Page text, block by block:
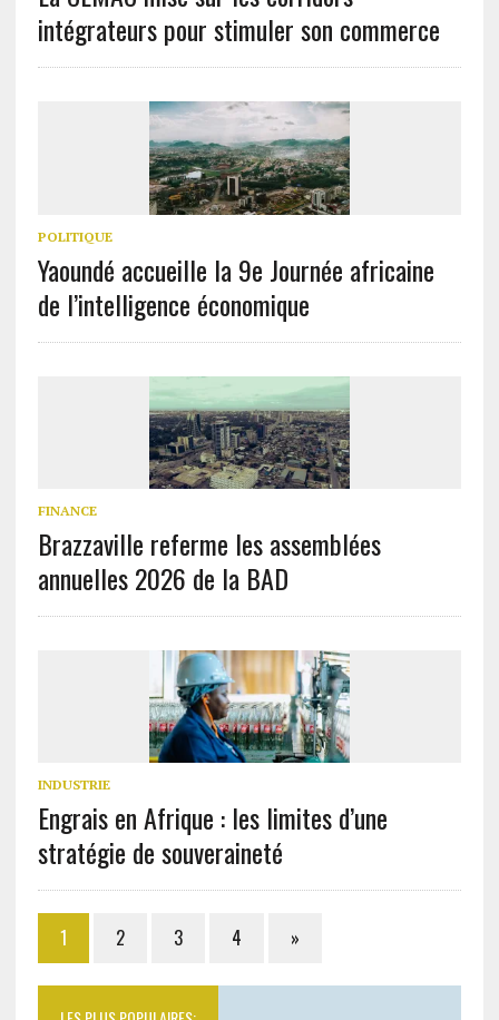
intégrateurs pour stimuler son commerce
POLITIQUE
Yaoundé accueille la 9e Journée africaine
de l’intelligence économique
FINANCE
Brazzaville referme les assemblées
annuelles 2026 de la BAD
INDUSTRIE
Engrais en Afrique : les limites d’une
stratégie de souveraineté
1 2 3 4 »